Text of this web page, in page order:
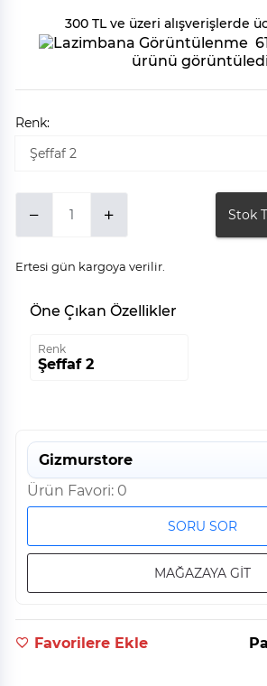
300 TL ve üzeri alışverişlerde
ürünü
Renk:
Stok
Ertesi gün kargoya verilir.
Öne Çıkan Özellikler
Renk
Şeffaf 2
Gizmurstore
Ürün Favori: 0
SORU SOR
MAĞAZAYA GİT
Favorilere Ekle